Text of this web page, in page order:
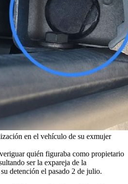
en el vehículo de su exmujer
quién figuraba como propietario
ser la expareja de la
detención el pasado 2 de julio.